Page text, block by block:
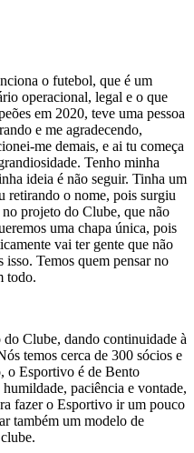
o futebol, que é um
operacional, legal e o que
em 2020, teve uma pessoa
e me agradecendo,
me demais, e ai tu começa
Tenho minha
ideia é não seguir. Tinha um
retirando o nome, pois surgiu
projeto do Clube, que não
uma chapa única, pois
vai ter gente que não
isso. Temos quem pensar no
todo.
Clube, dando continuidade à
temos cerca de 300 sócios e
o Esportivo é de Bento
paciência e vontade,
fazer o Esportivo ir um pouco
também um modelo de